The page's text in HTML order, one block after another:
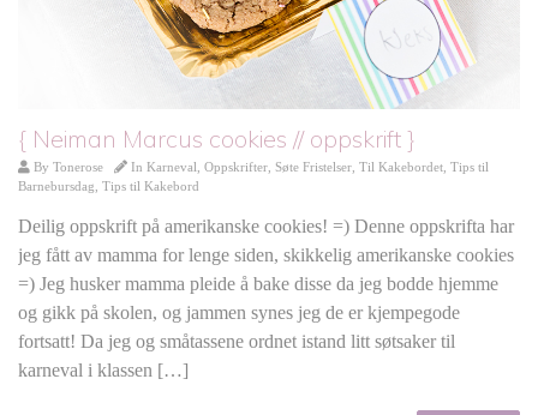
{ Neiman Marcus cookies // oppskrift }
By Tonerose In Karneval Oppskrifter Søte Fristelser Til Kakebordet Tips til
Barnebursdag Tips til Kakebord
Deilig oppskrift på amerikanske cookies! =) Denne oppskrifta har
jeg fått av mamma for lenge siden, skikkelig amerikanske cookies
=) Jeg husker mamma pleide å bake disse da jeg bodde hjemme
og gikk på skolen, og jammen synes jeg de er kjempegode
fortsatt! Da jeg og småtassene ordnet istand litt søtsaker til
karneval i klassen […]